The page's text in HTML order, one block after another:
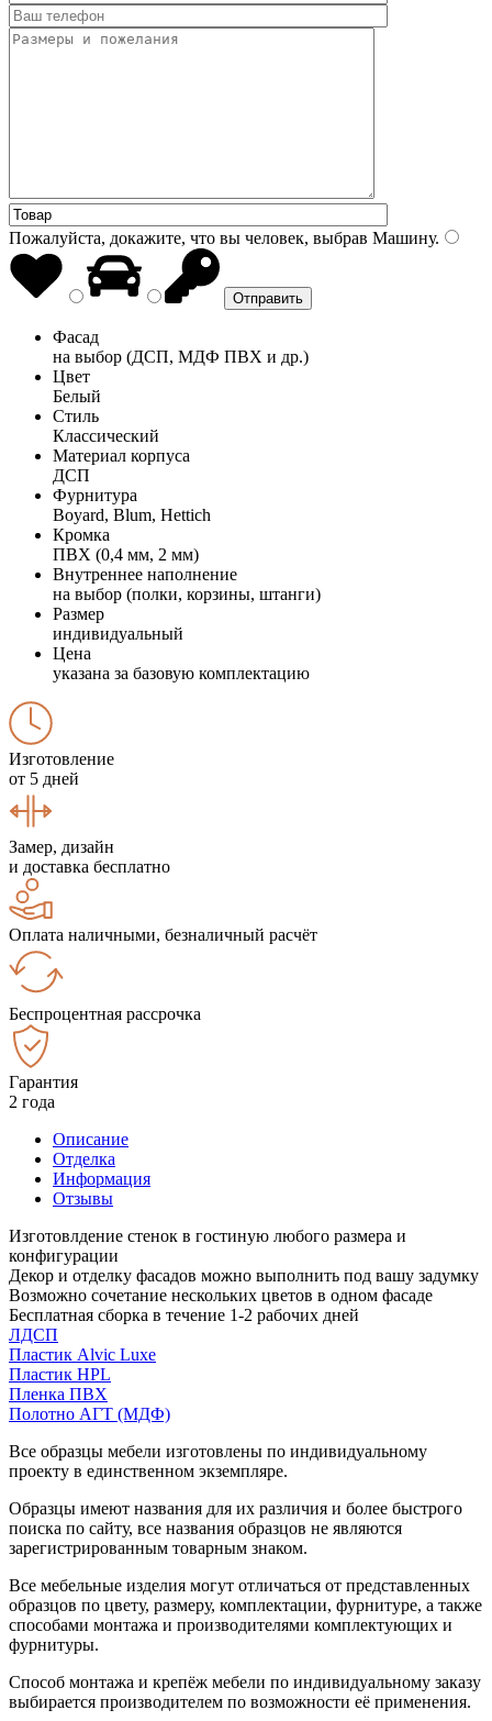
Пожалуйста, докажите, что вы человек, выбрав Машину.
Фасад
на выбор (ДСП, МДФ ПВХ и др.)
Цвет
Белый
Стиль
Классический
Материал корпуса
ДСП
Фурнитура
Boyard, Blum, Hettich
Кромка
ПВХ (0,4 мм, 2 мм)
Внутреннее наполнение
на выбор (полки, корзины, штанги)
Размер
индивидуальный
Цена
указана за базовую комплектацию
Изготовление
от 5 дней
Замер, дизайн
и доставка бесплатно
Оплата наличными, безналичный расчёт
Беспроцентная рассрочка
Гарантия
2 года
Описание
Отделка
Информация
Отзывы
Изготовлдение стенок в гостиную любого размера и
конфигурации
Декор и отделку фасадов можно выполнить под вашу задумку
Возможно сочетание нескольких цветов в одном фасаде
Бесплатная сборка в течение 1-2 рабочих дней
ЛДСП
Пластик Alvic Luxe
Пластик HPL
Пленка ПВХ
Полотно АГТ (МДФ)
Все образцы мебели изготовлены по индивидуальному
проекту в единственном экземпляре.
Образцы имеют названия для их различия и более быстрого
поиска по сайту, все названия образцов не являются
зарегистрированным товарным знаком.
Все мебельные изделия могут отличаться от представленных
образцов по цвету, размеру, комплектации, фурнитуре, а также
способами монтажа и производителями комплектующих и
фурнитуры.
Способ монтажа и крепёж мебели по индивидуальному заказу
выбирается производителем по возможности её применения.